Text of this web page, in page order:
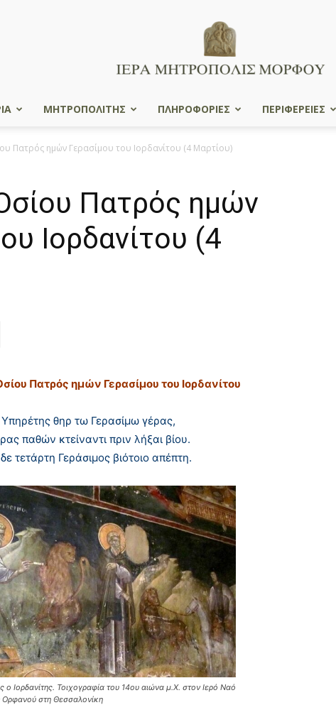
ΜΗΤΡΟΠΟΛΙΤΗΣ ΠΛΗΡΟΦΟΡΙΕΣ ΠΕΡΙΦΕΡΕΙΕΣ
Πατρός ημών Γερασίμου του Iορδανίτου (4 Μαρτίου)
Πατρός ημών
Iορδανίτου (4
Πατρός ημών Γερασίμου του Iορδανίτου
Yπηρέτης θηρ τω Γερασίμω γέρας,
παθών κτείναντι πριν λήξαι βίου.
τετάρτη Γεράσιμος βιότοιο απέπτη.
ο Ιορδανίτης. Τοιχογραφία του 14ου αιώνα μ.Χ. στον Ιερό Ναό
Ορφανού στη Θεσσαλονίκη